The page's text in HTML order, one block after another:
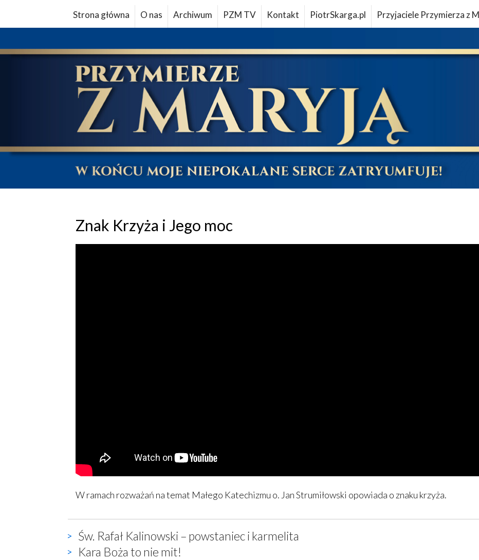
Strona główna O nas Archiwum PZM TV Kontakt PiotrSkarga.pl Przyjaciele Przymierza z
Znak Krzyża i Jego moc
W ramach rozważań na temat Małego Katechizmu o. Jan Strumiłowski opowiada o znaku krzyża.
Św. Rafał Kalinowski – powstaniec i karmelita
Kara Boża to nie mit!